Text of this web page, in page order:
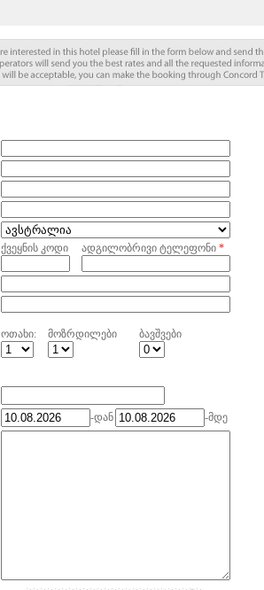
ქვეყნის კოდი ადგილობრივი ტელეფონი *
ოთახი:
მოზრდილები ბავშვები
-დან
-მდე